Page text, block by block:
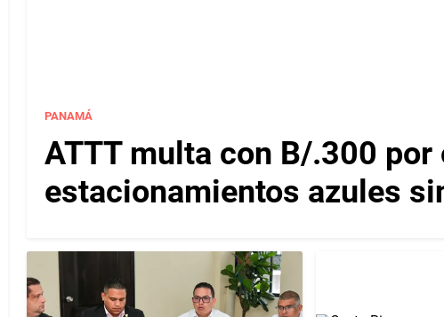
PANAMÁ
ATTT multa con B/.300 por
estacionamientos azules